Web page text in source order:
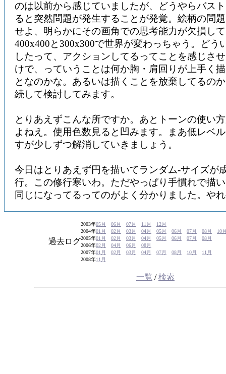
のは以前から感じていましたが、どうやらバス
ると突然問題が発生することが発覚。絵柄の問
せよ、明らかにその画角での思考能力が欠損し
400x400と300x300で世界が変わっちゃう。どう
したって、アクションしてるってことを感じさ
けで、っていうことは何か胸・肩回りが上手く
となのかな。あるいは描くことを放棄してるの
続して検討してみます。
とりあえずこんな所ですか。あとトーンの使い
よねえ。使用色数見ると凹みます。まあ低レベ
すが少しずつ解消していきましょう。
今日はとりあえず円を描いてランダム-サイズが
行。この修行寒いわ。ただやっぱり手慣れで描
同じになってるってのがよく分かりました。や
過去ログ
2003年05月 06月 07月 11月
12月
2004年01月 02月 03月 04月 05月 06月 07月 08月
10
2005年01月 02月 03月 04月 05月 06月 07月
08月
2006年02月 04月 06月
08月
2007年01月 02月 03月 04月 07月 08月 10月
11月
2008年11月
一覧 /検索